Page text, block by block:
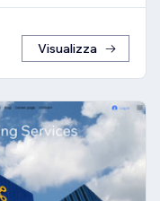
Visualizza